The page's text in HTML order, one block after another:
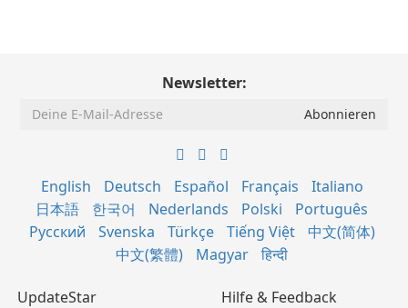
Newsletter:
English Deutsch Español Français
Italiano
日本語
한국어 Nederlands Polski
Português
Русский
Svenska Türkçe Tiếng Việt
中文(简体)
中文(繁體)
Magyar हिन्दी
UpdateStar
Hilfe & Feedback